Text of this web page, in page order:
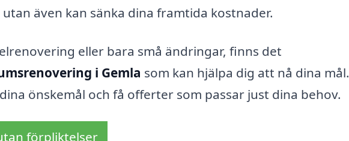
även kan sänka dina framtida kostnader.
eller bara små ändringar, finns det
i Gemla som kan hjälpa dig att nå dina mål.
önskemål och få offerter som passar just dina behov.
förpliktelser